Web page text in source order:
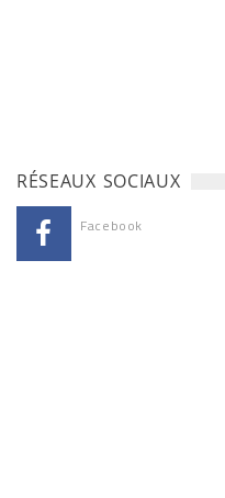
RÉSEAUX SOCIAUX
Facebook